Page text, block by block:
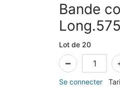
Bande
Lot de 20
Se connecter